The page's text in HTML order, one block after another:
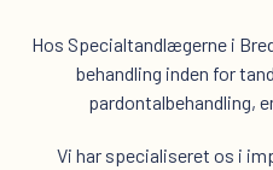
Hos Specialtandlægerne i
behandling inden for
pardontalbehandling,
Vi har specialiseret os i